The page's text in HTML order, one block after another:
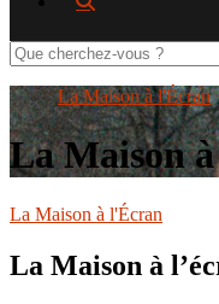
Rechercher
sur
le
site
La Maison à l'Écran
La Maison
La Maison à l'Écran
La Maison à